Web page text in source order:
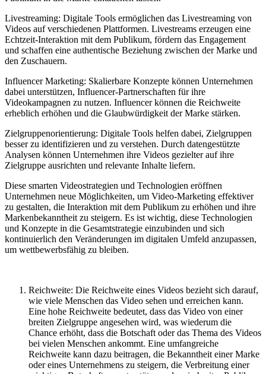
Livestreaming: Digitale Tools ermöglichen das Livestreaming von
Videos auf verschiedenen Plattformen. Livestreams erzeugen eine
Echtzeit-Interaktion mit dem Publikum, fördern das Engagement
und schaffen eine authentische Beziehung zwischen der Marke und
den Zuschauern.
Influencer Marketing: Skalierbare Konzepte können Unternehmen
dabei unterstützen, Influencer-Partnerschaften für ihre
Videokampagnen zu nutzen. Influencer können die Reichweite
erheblich erhöhen und die Glaubwürdigkeit der Marke stärken.
Zielgruppenorientierung: Digitale Tools helfen dabei, Zielgruppen
besser zu identifizieren und zu verstehen. Durch datengestützte
Analysen können Unternehmen ihre Videos gezielter auf ihre
Zielgruppe ausrichten und relevante Inhalte liefern.
Diese smarten Videostrategien und Technologien eröffnen
Unternehmen neue Möglichkeiten, um Video-Marketing effektiver
zu gestalten, die Interaktion mit dem Publikum zu erhöhen und ihre
Markenbekanntheit zu steigern. Es ist wichtig, diese Technologien
und Konzepte in die Gesamtstrategie einzubinden und sich
kontinuierlich den Veränderungen im digitalen Umfeld anzupassen,
um wettbewerbsfähig zu bleiben.
Reichweite: Die Reichweite eines Videos bezieht sich darauf,
wie viele Menschen das Video sehen und erreichen kann.
Eine hohe Reichweite bedeutet, dass das Video von einer
breiten Zielgruppe angesehen wird, was wiederum die
Chance erhöht, dass die Botschaft oder das Thema des Videos
bei vielen Menschen ankommt. Eine umfangreiche
Reichweite kann dazu beitragen, die Bekanntheit einer Marke
oder eines Unternehmens zu steigern, die Verbreitung einer